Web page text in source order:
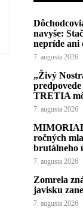
navyše:
nepríde ani
7. augusta 2026
„Živý
TRETIA
7. augusta 2026
ročných
brutálneho
7. augusta 2026
Zomrela
javisku
7. augusta 2026